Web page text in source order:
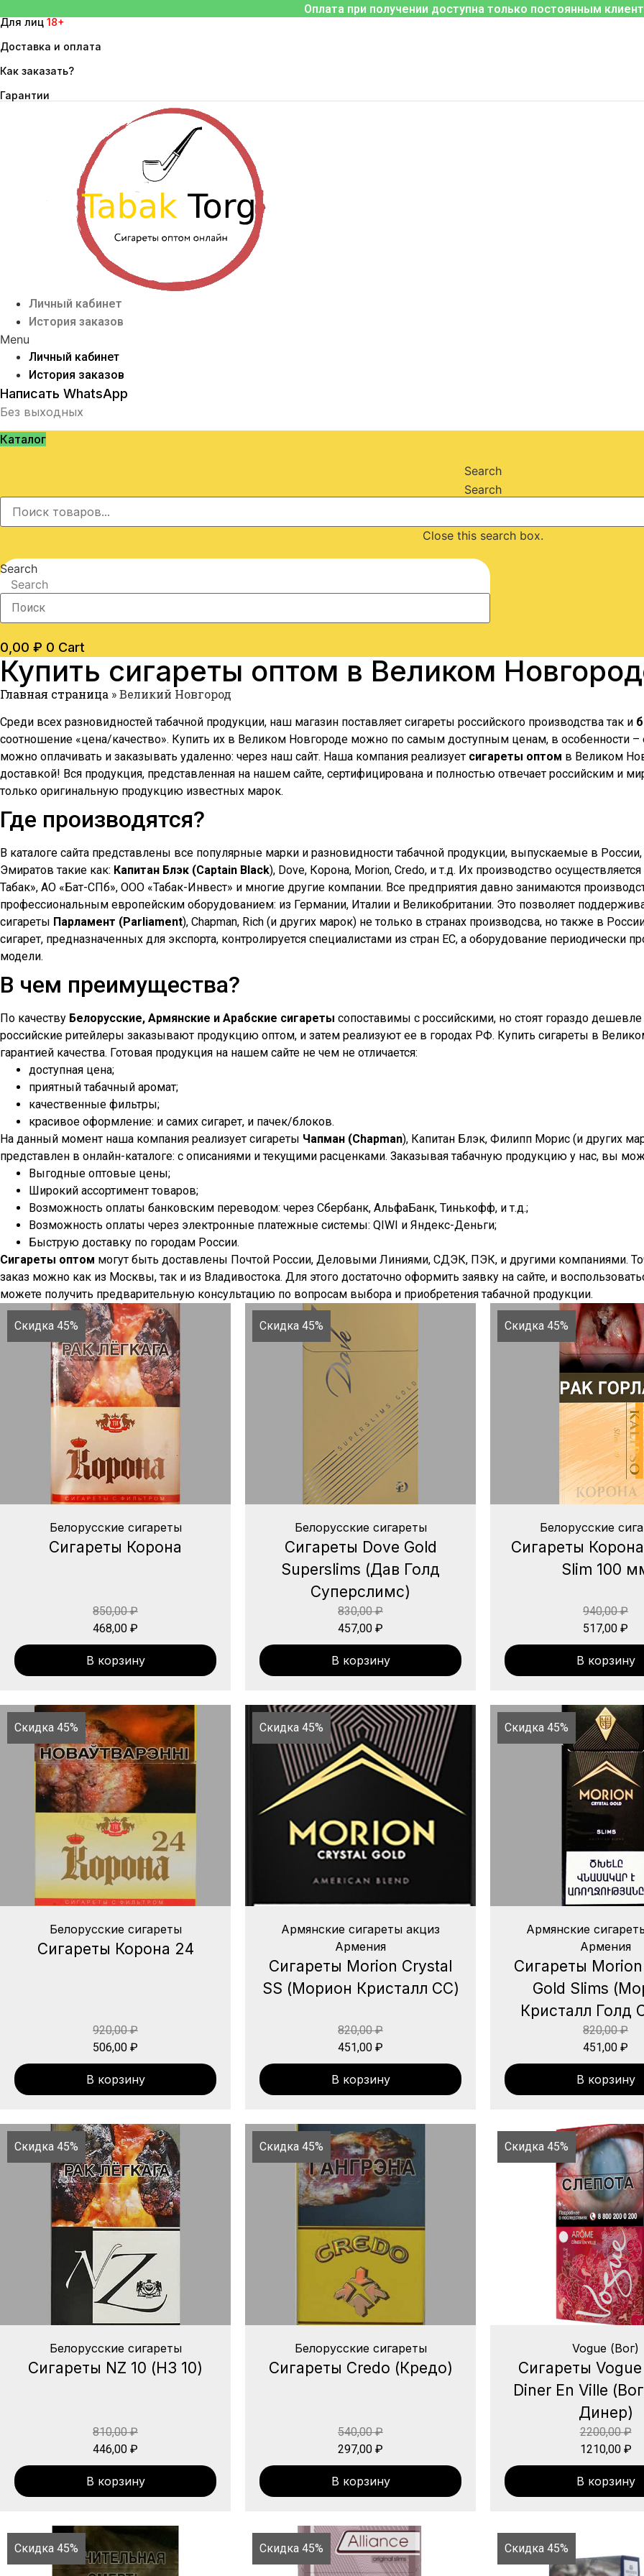
к
содержимому
Оплата при получении доступна только постоянным
Для лиц 18+
Доставка и оплата
Как заказать?
Гарантии
Личный кабинет
История заказов
Menu
Личный кабинет
История заказов
Написать WhatsApp
Без выходных
Каталог
Search
Search
Close this search box.
Search
Search
0,00 ₽ 0 Cart
Купить сигареты оптом в Великом
Главная страница »Великий Новгород
Среди всех разновидностей табачной продукции, наш магазин поставляет сигареты российского производства так и
соотношение «цена/качество». Купить их в Великом Новгороде можно по самым доступным ценам, в особенности –
можно оплачивать и заказывать удаленно: через наш сайт. Наша компания реализует сигареты оптом в Великом
доставкой! Вся продукция, представленная на нашем сайте, сертифицирована и полностью отвечает российским и
только оригинальную продукцию известных марок.
Где производятся?
В каталоге сайта представлены все популярные марки и разновидности табачной продукции, выпускаемые в
Эмиратов такие как: Капитан Блэк (Captain Black), Dove, Корона, Morion, Credo, и т.д. Их производство
Табак», АО «Бат-СПб», ООО «Табак-Инвест» и многие другие компании. Все предприятия давно занимаются
профессиональным европейским оборудованием: из Германии, Италии и Великобритании. Это позволяет
сигареты Парламент (Parliament), Chapman, Rich (и других марок) не только в странах производсва, но также в
сигарет, предназначенных для экспорта, контролируется специалистами из стран ЕС, а оборудование периодически
модели.
В чем преимущества?
По качеству Белорусские, Армянские и Арабские сигареты сопоставимы с российскими, но стоят гораздо
российские ритейлеры заказывают продукцию оптом, и затем реализуют ее в городах РФ. Купить сигареты в
гарантией качества. Готовая продукция на нашем сайте не чем не отличается:
доступная цена;
приятный табачный аромат;
качественные фильтры;
красивое оформление: и самих сигарет, и пачек/блоков.
На данный момент наша компания реализует сигареты Чапман (Chapman), Капитан Блэк, Филипп Морис (и других
представлен в онлайн-каталоге: с описаниями и текущими расценками. Заказывая табачную продукцию у нас, вы
Выгодные оптовые цены;
Широкий ассортимент товаров;
Возможность оплаты банковским переводом: через Сбербанк, АльфаБанк, Тинькофф, и т.д.;
Возможность оплаты через электронные платежные системы: QIWI и Яндекс-Деньги;
Быструю доставку по городам России.
Сигареты оптом могут быть доставлены Почтой России, Деловыми Линиями, СДЭК, ПЭК, и другими компаниями.
заказ можно как из Москвы, так и из Владивостока. Для этого достаточно оформить заявку на сайте, и
можете получить предварительную консультацию по вопросам выбора и приобретения табачной продукции.
Скидка 45%
Белорусские сигареты
Сигареты Корона
850,00₽
468,00 ₽
В корзину
Скидка 45%
Белорусские сигареты
Сигареты Dove Gold
Superslims (Дав Голд
Суперслимс)
830,00₽
457,00 ₽
В корзину
Скидка 45%
Белорусские
Сигареты
Slim 100
940,00₽
517,00 ₽
В корзину
Скидка 45%
Белорусские сигареты
Сигареты Корона 24
920,00₽
506,00 ₽
В корзину
Скидка 45%
Армянские сигареты акциз
Армения
Сигареты Morion Crystal
SS (Морион Кристалл СС)
820,00₽
451,00 ₽
В корзину
Скидка 45%
Армянские
Армения
Сигареты
Gold Slims
Кристалл Голд
820,00₽
451,00 ₽
В корзину
Скидка 45%
Белорусские сигареты
Сигареты NZ 10 (НЗ 10)
810,00₽
446,00 ₽
В корзину
Скидка 45%
Белорусские сигареты
Сигареты Credo (Кредо)
540,00₽
297,00 ₽
В корзину
Скидка 45%
Vogue (Вог)
Сигареты
Diner En Ville
Динер)
2200,00₽
1210,00 ₽
В корзину
Скидка 45% Скидка 45% Скидка 45%